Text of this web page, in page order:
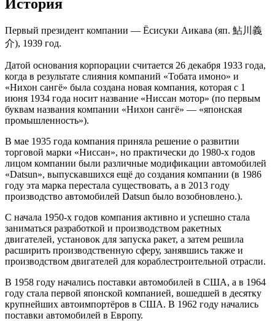
История
Первый президент компании — Ёсисуки Аикава (яп. 鮎川義
介), 1939 год.
Датой основания корпорации считается 26 декабря 1933 года,
когда в результате слияния компаний «Тобата имоно» и
«Нихон сангё» была создана новая компания, которая с 1
июня 1934 года носит название «Ниссан мотор» (по первым
буквам названия компании «Нихон сангё» — «японская
промышленность»).
В мае 1935 года компания приняла решение о развитии
торговой марки «Ниссан», но практически до 1980-х годов
лицом компании были различные модификации автомобилей
«Datsun», выпускавшихся ещё до создания компании (в 1986
году эта марка перестала существовать, а в 2013 году
производство автомобилей Datsun было возобновлено.).
С начала 1950-х годов компания активно и успешно стала
заниматься разработкой и производством ракетных
двигателей, установок для запуска ракет, а затем решила
расширить производственную сферу, занявшись также и
производством двигателей для кораблестроительной отрасли.
В 1958 году начались поставки автомобилей в США, а в 1964
году стала первой японской компанией, вошедшей в десятку
крупнейших автоимпортёров в США. В 1962 году начались
поставки автомобилей в Европу.